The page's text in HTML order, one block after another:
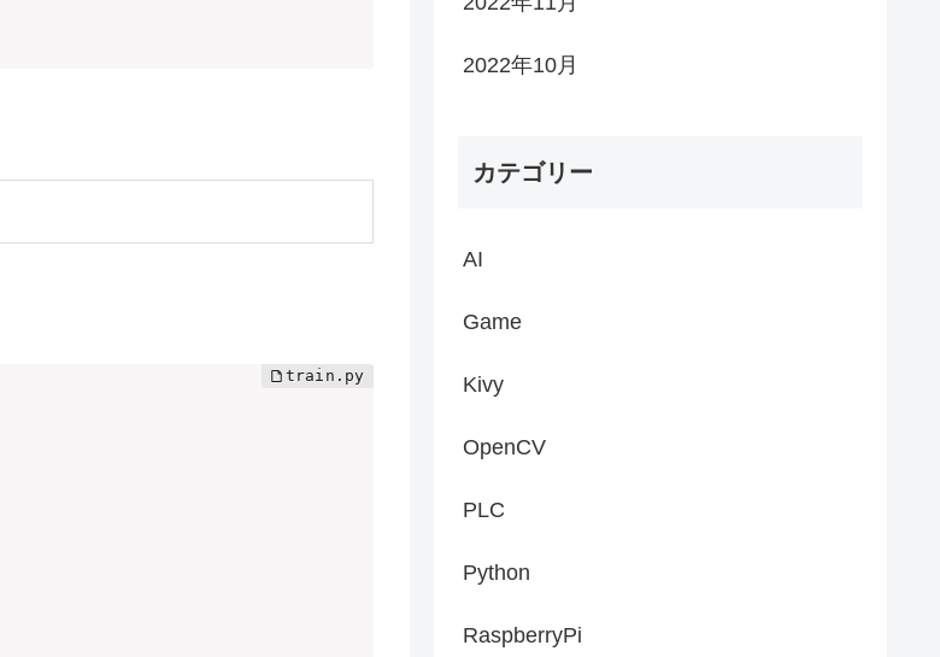
2022年10月
カテゴリー
AI
Game
Kivy
OpenCV
PLC
Python
RaspberryPi